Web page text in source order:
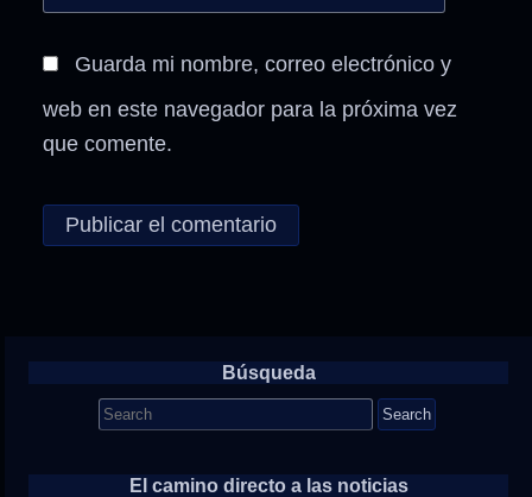
Guarda mi nombre, correo electrónico y
web en este navegador para la próxima vez
que comente.
Búsqueda
Search
for:
El camino directo a las noticias